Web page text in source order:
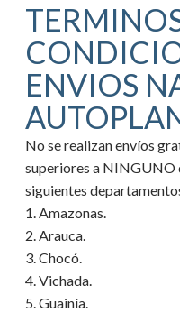
ENVIOS
No se realizan envíos
superiores a NINGUNO
siguientes
1. Amazonas.
2. Arauca.
3. Chocó.
4. Vichada.
5. Guainía.